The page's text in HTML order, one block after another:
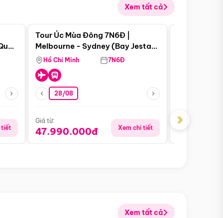
Xem tất cả
tiết
Điểm nổi bật
Tour Úc Mùa Đông 7N6Đ |
Melbourne - Sydney (Bay Jestar
Airways)
Hồ Chí Minh 7N6Đ
28/08
Giá từ:
47.990.000đ Xem chi tiết
Giá từ:
›
Xem tất cả